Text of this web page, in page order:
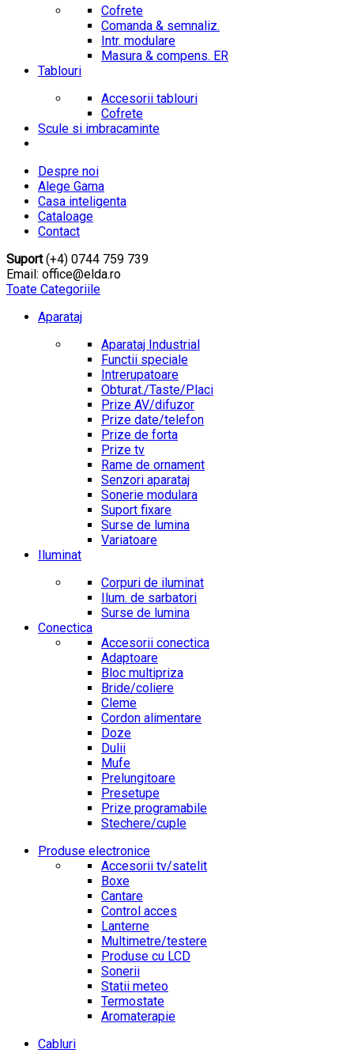
Cofrete
Comanda & semnaliz.
Intr. modulare
Masura & compens. ER
Tablouri
Accesorii tablouri
Cofrete
Scule si imbracaminte
Despre noi
Alege Gama
Casa inteligenta
Cataloage
Contact
Suport(+4) 0744 759 739
Email: office@elda.ro
Toate Categoriile
Aparataj
Aparataj Industrial
Functii speciale
Intrerupatoare
Obturat./Taste/Placi
Prize AV/difuzor
Prize date/telefon
Prize de forta
Prize tv
Rame de ornament
Senzori aparataj
Sonerie modulara
Suport fixare
Surse de lumina
Variatoare
Iluminat
Corpuri de iluminat
Ilum. de sarbatori
Surse de lumina
Conectica
Accesorii conectica
Adaptoare
Bloc multipriza
Bride/coliere
Cleme
Cordon alimentare
Doze
Dulii
Mufe
Prelungitoare
Presetupe
Prize programabile
Stechere/cuple
Produse electronice
Accesorii tv/satelit
Boxe
Cantare
Control acces
Lanterne
Multimetre/testere
Produse cu LCD
Sonerii
Statii meteo
Termostate
Aromaterapie
Cabluri